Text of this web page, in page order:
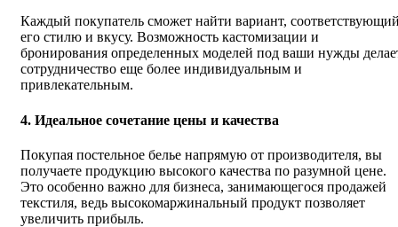
Каждый покупатель сможет найти вариант,
его стилю и вкусу. Возможность кастомизации и
бронирования определенных моделей под ваши нужды
сотрудничество еще более индивидуальным и
привлекательным.
4. Идеальное сочетание цены и качества
Покупая постельное белье напрямую от производителя, вы
получаете продукцию высокого качества по разумной цене.
Это особенно важно для бизнеса, занимающегося продажей
текстиля, ведь высокомаржинальный продукт позволяет
увеличить прибыль.